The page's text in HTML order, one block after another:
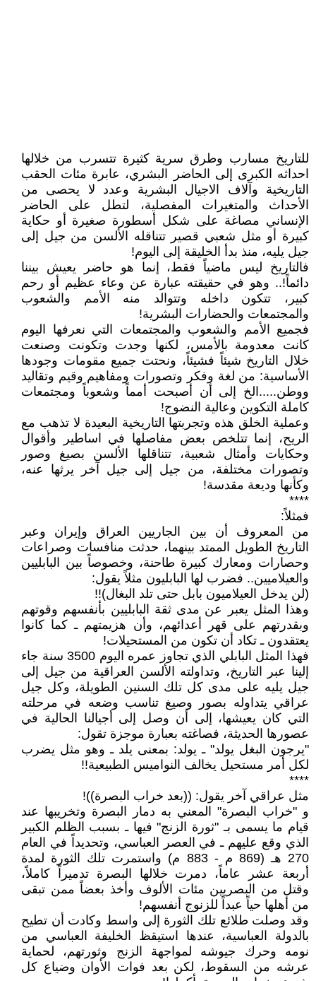
للتاريخ مسارب وطرق سرية كثيرة تتسرب من خلالها
احداثه الكبرى إلى الحاضر البشري، عابرة مئات الحقب
التاريخية وآلاف الاجيال البشرية وعدد لا يحصى من
الأحداث والمتغيرات المفصلية، لتطل على الحاضر
الإنساني مصاغة على شكل أسطورة صغيرة أو حكاية
كبيرة أو مثل شعبي قصير تتناقله الألسن من جيل إلى
جيل يليه، منذ بدأ الخليقة إلى اليوم!
فالتاريخ ليس ماضياً فقط، إنما هو حاضر يعيش بيننا
دائماً!.. وهو في حقيقته عبارة عن وعاء عظيم أو رحم
كبير، تتكون داخله وتتوالد منه الأمم والشعوب
والمجتمعات والحضارات البشرية!
فجميع الأمم والشعوب والمجتمعات التي نعرفها اليوم
كانت معدومة بالأمس، لكنها وجدت وتكونت وصنعت
خلال التاريخ شيئاً فشيئاً، ونحتت جميع مقومات وجودها
الأساسية: من لغة وفكر وتصورات ومفاهيم وقيم وتقاليد
ووطن.....الخ إلى أن أصبحت أمماً وشعوباً ومجتمعات
كاملة التكوين وعالية النضوج!
وعملية الخلق هذه وتجربتها التاريخية البعيدة لا تذهب مع
الريح، إنما تتلخص بعض مفاصلها في اساطير وأقوال
وحكايات وأمثال شعبية، تتناقلها الألسن بصيغ وصور
وتصورات مختلفة، من جيل إلى جيل آخر يرثها عنه،
وكأنها وديعة مقدسة!
****
فمثلاً:
من المعروف أن بين الجاريين العراق وإيران وعبر
التاريخ الطويل الممتد بينهما، حدثت منافسات وصراعات
وحصارات ومعارك كبيرة طاحنة، وخصوصاً بين البابليين
والعيلاميين.. فضرب لها البابليون مثلاً يقول:
(لن يدخل العيلاميون بابل حتى تلد البغال)!!
وهذا المثل يعبر عن مدى ثقة البابليين بأنفسهم وقوتهم
وبقدرتهم على قهر أعدائهم، وأن هزيمتهم ـ كما كانوا
يعتقدون ـ تكاد أن تكون من المستحيلات!
فهذا المثل البابلي الذي تجاوز عمره اليوم 3500 سنة جاء
إلينا عبر التاريخ، وتداولته الألسن العراقية من جيل إلى
جيل يليه على مدى كل تلك السنين الطويلة، وكل جيل
عراقي يتداوله بصور وصيغ تناسب وضعه في مرحلته
التي كان يعيشها، إلى أن وصل إلى أجيالنا الحالية في
عصورها الحديثة، فصاغته بعبارة موجزة تقول:
"يرجون البغل يولد" ـ يولد: بمعنى يلد ـ وهو مثل يضرب
لكل أمر مستحيل يخالف النواميس الطبيعية!!
****
مثل عراقي آخر يقول: ((بعد خراب البصرة))!
و "خراب البصرة" المعني به دمار البصرة وتخريبها عند
قيام ما يسمى بـ "ثورة الزنج" فيها ـ بسبب الظلم الكبير
الذي وقع عليهم ـ في العصر العباسي، وتحديداً في العام
270 هـ (869 م - 883 م) واستمرت تلك الثورة لمدة
أربعة عشر عاماً، دمرت خلالها البصرة تدميراً كاملاً،
وقتل من البصريين مئات الألوف وأخذ بعضاً ممن تبقى
من أهلها حياً عبداً للزنوج أنفسهم!
وقد وصلت طلائع تلك الثورة إلى واسط وكادت أن تطيح
بالدولة العباسية، عندها استيقظ الخليفة العباسي من
نومه وحرك جيوشه لمواجهة الزنج وثورتهم، لحماية
عرشه من السقوط، لكن بعد فوات الأوان وضياع كل